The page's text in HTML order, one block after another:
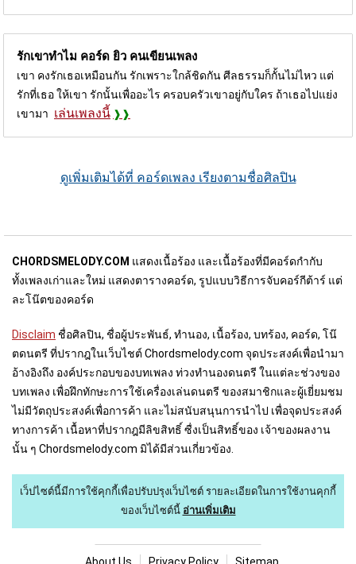
รักเขาทำไม คอร์ด ยิว คนเขียนเพลง
เขา คงรักเธอเหมือนกัน รักเพราะใกล้ชิดกัน ศีลธรรมก็กั้นไม่ไหว แต่
รักที่เธอ ให้เขา รักนั้นเพื่ออะไร ครอบครัวเขาอยู่กับใคร ถ้าเธอไปแย่ง
เขามา เล่นเพลงนี้
ดูเพิ่มเติมได้ที่ คอร์ดเพลง เรียงตามชื่อศิลปิน
CHORDSMELODY.COM แสดงเนื้อร้อง และเนื้อร้องที่มีคอร์ดกำกับ
ทั้งเพลงเก่าและใหม่ แสดงตารางคอร์ด, รูปแบบวิธีการจับคอร์กีต้าร์ แต่
ละโน๊ตของคอร์ด
Disclaim ชื่อศิลปิน, ชื่อผู้ประพันธ์, ทำนอง, เนื้อร้อง, บทร้อง, คอร์ด, โน๊
ตดนตรี ที่ปรากฎในเว็บไชต์ Chordsmelody.com จุดประสงค์เพื่อนำมา
อ้างอิงถึง องค์ประกอบของบทเพลง ท่วงทำนองดนตรี ในแต่ละช่วงของ
บทเพลง เพื่อฝึกทักษะการใช้เครื่องเล่นดนตรี ของสมาชิกและผู้เยี่ยมชม
ไม่มีวัตถุประสงค์เพื่อการค้า และไม่สนับสนุนการนำไป เพื่อจุดประสงค์
ทางการค้า เนื้อหาที่ปรากฎมีลิขสิทธิ์ ซื่งเป็นสิทธิ์ของ เจ้าของผลงาน
นั้น ๆ Chordsmelody.com มิได้มีส่วนเกี่ยวข้อง.
เว็ปไซต์นี้มีการใช้คุกกี้เพื่อปรับปรุงเว็บไซต์ รายละเอียดในการใช้งานคุกกี้
ของเว็บไซต์นี้ อ่านเพิ่มเติม